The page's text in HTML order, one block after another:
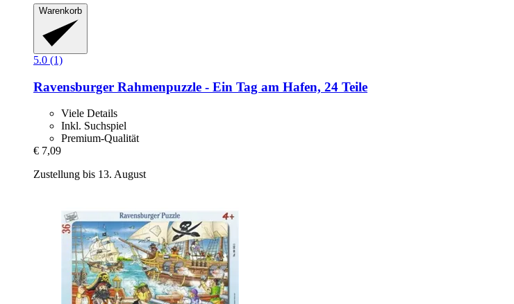
Warenkorb
5.0 (1)
Ravensburger Rahmenpuzzle -​ Ein Tag am Hafen, 24 Teile
Viele Details
Inkl. Suchspiel
Premium-Qualität
€ 7,09
Zustellung bis 13. August